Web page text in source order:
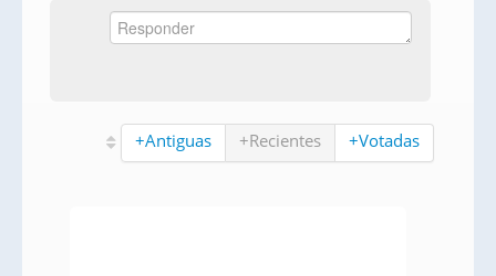
+Antiguas +Recientes +Votadas